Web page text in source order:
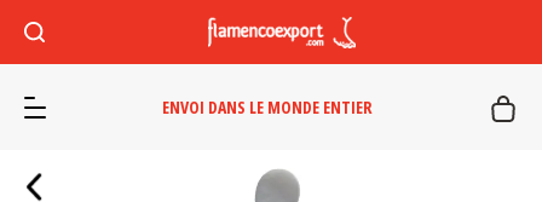
ENVOI DANS LE MONDE ENTIER